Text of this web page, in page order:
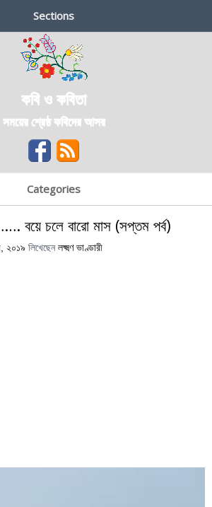
Sections
কবি ও কবিতা
সময়ের শ্রেষ্ঠ কবিদের আসর
Categories
বয়ে চলে বারো মাস (সপ্তম পর্ব)
২০১৯ লিখেছেন লক্ষ্মণ ভাণ্ডারী